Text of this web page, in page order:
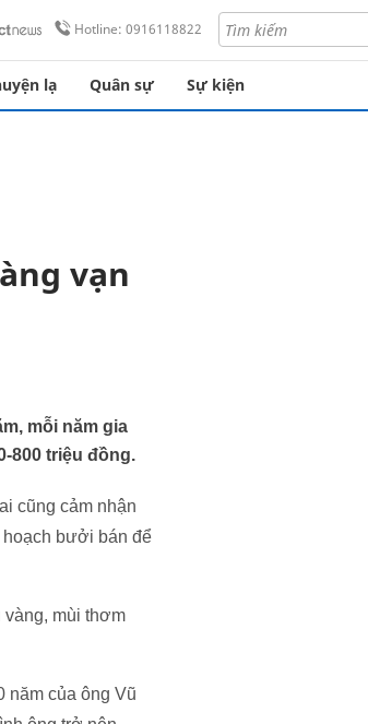
Hotline: 0916118822
lạ Quân sự Sự kiện
vạn
mỗi năm gia
800 triệu đồng.
cũng cảm nhận
bưởi bán để
mùi thơm
của ông Vũ